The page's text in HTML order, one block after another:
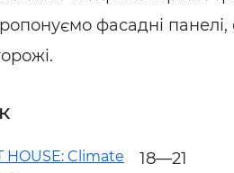
фасадні панелі,
HOUSE: Climate
18—21